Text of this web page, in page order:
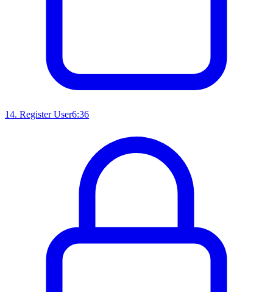
14. Register User6:36